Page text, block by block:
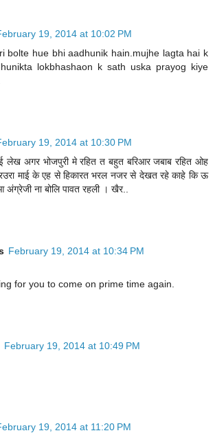
19, 2014 at 10:02 PM
bolte hue bhi aadhunik hain.mujhe lagta hai k
lokbhashaon k sath uska prayog kiye
19, 2014 at 10:30 PM
ई लेख अगर भोजपुरी मे रहित त बहुत बरिआर जबाब रहित ओह
माई के एह से हिकारत भरल नजर से देखत रहे काहे कि ऊ
अंग्रेजी ना बोलि पावत रहली । खैर..
February 19, 2014 at 10:34 PM
for you to come on prime time again.
February 19, 2014 at 10:49 PM
19, 2014 at 11:20 PM